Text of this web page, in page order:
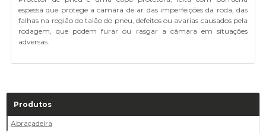
espessa que protege a câmara de ar das imperfeições da roda, das
falhas na região do talão do pneu, defeitos ou avarias causados pela
rodagem, que podem furar ou rasgar a câmara em situações
adversas.
Produtos
Abraçadeira